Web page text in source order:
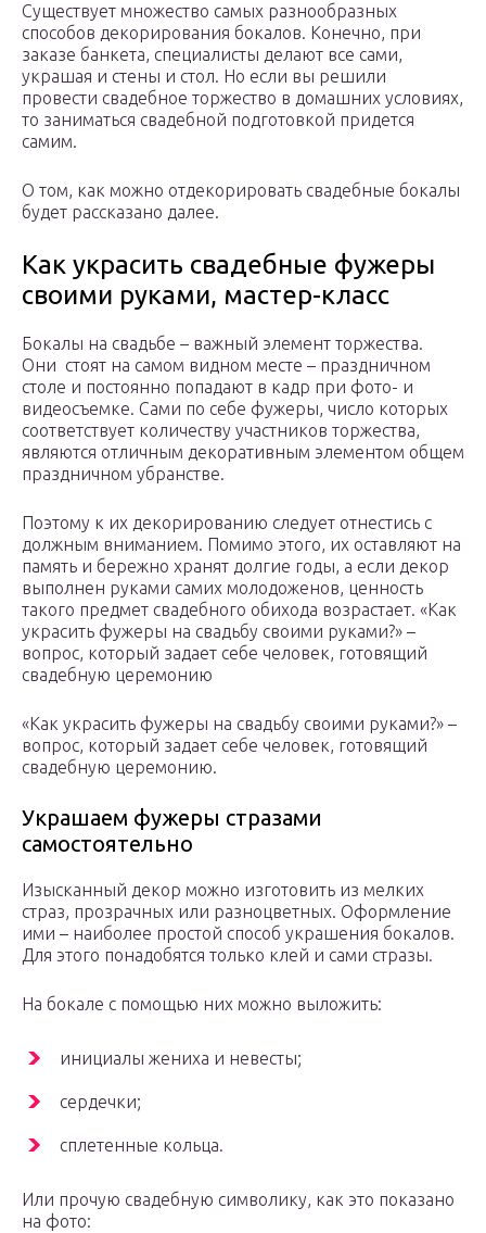
Существует множество самых разнообразных
способов декорирования бокалов. Конечно, при
заказе банкета, специалисты делают все сами,
украшая и стены и стол. Но если вы решили
провести свадебное торжество в домашних условиях,
то заниматься свадебной подготовкой придется
самим.
О том, как можно отдекорировать свадебные бокалы
будет рассказано далее.
Как украсить свадебные фужеры
своими руками, мастер-класс
Бокалы на свадьбе – важный элемент торжества.
Они стоят на самом видном месте – праздничном
столе и постоянно попадают в кадр при фото- и
видеосъемке. Сами по себе фужеры, число которых
соответствует количеству участников торжества,
являются отличным декоративным элементом общем
праздничном убранстве.
Поэтому к их декорированию следует отнестись с
должным вниманием. Помимо этого, их оставляют на
память и бережно хранят долгие годы, а если декор
выполнен руками самих молодоженов, ценность
такого предмет свадебного обихода возрастает. «Как
украсить фужеры на свадьбу своими руками?» –
вопрос, который задает себе человек, готовящий
свадебную церемонию
«Как украсить фужеры на свадьбу своими руками?» –
вопрос, который задает себе человек, готовящий
свадебную церемонию.
Украшаем фужеры стразами
самостоятельно
Изысканный декор можно изготовить из мелких
страз, прозрачных или разноцветных. Оформление
ими – наиболее простой способ украшения бокалов.
Для этого понадобятся только клей и сами стразы.
На бокале с помощью них можно выложить:
инициалы жениха и невесты;
сердечки;
сплетенные кольца.
Или прочую свадебную символику, как это показано
на фото: